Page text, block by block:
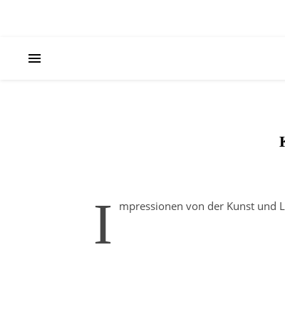
I mpressionen von der Kunst und